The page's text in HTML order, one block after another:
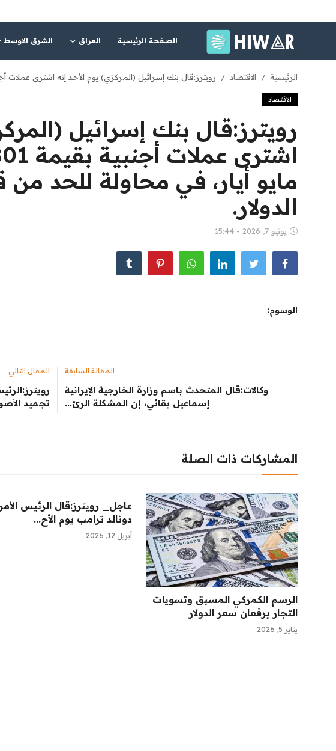
الصفحة الرئيسية العراق الشرق الأوسط
الصفحة الرئيسية
الشرق الأوسط
المقالات
اليوم في التاريخ
الرئيسية الاقتصاد رويترز:‏قال بنك إسرائيل (المركزي) يوم الأحد إنه ‌اشترى عملات أجنبية بقيمة 801 مليون ​دولار في ​مايو أيار، في محاولة ⁠للحد من
الاقتصاد
رويترز:‏قال بنك إسرائيل
مايو أيار، في محاولة ⁠للحد
الدولار.
يونيو 7, 2026 - 15:44
الوسوم:
المقالة السابقة
وكالات:‏قال المتحدث باسم وزارة الخارجية الإيرانية
إسماعيل بقائي، إن المشكلة الرئ...
المقال التالي
تجميد
المشاركات ذات الصلة
الرسم الكمركي المسبق وتسويات
التجار يرفعان سعر الدولار
يناير 5, 2026
عاجل_ رويترز:‏قال الرئيس
دونالد ترامب يوم الأح...
أبريل 12, 2026